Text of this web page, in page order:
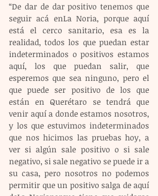
“De dar de dar positivo tenemos que
seguir acá enLa Noria, porque aquí
está el cerco sanitario, esa es la
realidad, todos los que puedan estar
indeterminados o positivos estamos
aquí, los que puedan salir, que
esperemos que sea ninguno, pero el
que puede ser positivo de los que
están en Querétaro se tendrá que
venir aquí a donde estamos nosotros,
y los que estuvimos indeterminados
que nos hicimos las pruebas hoy, a
ver si algún sale positivo o si sale
negativo, si sale negativo se puede ir a
su casa, pero nosotros no podemos
permitir que un positivo salga de aquí